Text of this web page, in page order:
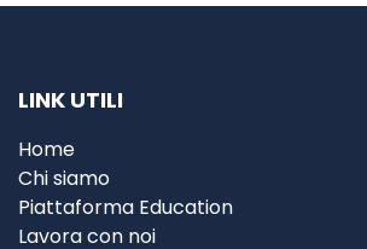
LINK UTILI
Home
Chi siamo
Piattaforma Education
Lavora con noi